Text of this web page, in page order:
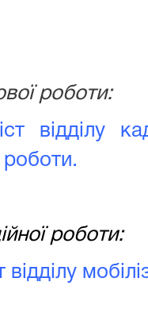
роботи:
відділу
роботи.
роботи: